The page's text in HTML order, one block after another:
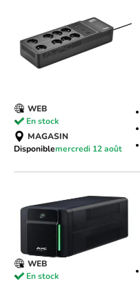
WEB
En stock
MAGASIN
Disponiblemercredi 12 août
WEB
En stock